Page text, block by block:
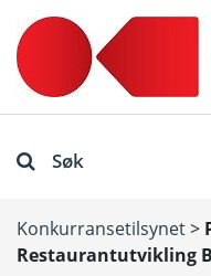
Søk
Konkurransetilsynet>
Restaurantutvikling